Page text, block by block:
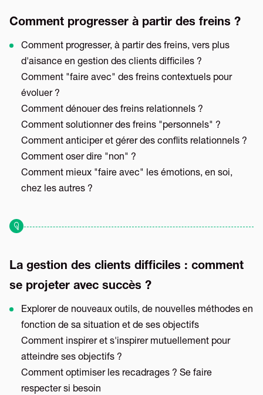
Comment progresser à partir des freins ?
Comment progresser, à partir des freins, vers plus
d'aisance en gestion des clients difficiles ?
Comment "faire avec" des freins contextuels pour
évoluer ?
Comment dénouer des freins relationnels ?
Comment solutionner des freins "personnels" ?
Comment anticiper et gérer des conflits relationnels ?
Comment oser dire "non" ?
Comment mieux "faire avec" les émotions, en soi,
chez les autres ?
La gestion des clients difficiles : comment
se projeter avec succès ?
Explorer de nouveaux outils, de nouvelles méthodes en
fonction de sa situation et de ses objectifs
Comment inspirer et s'inspirer mutuellement pour
atteindre ses objectifs ?
Comment optimiser les recadrages ? Se faire
respecter si besoin